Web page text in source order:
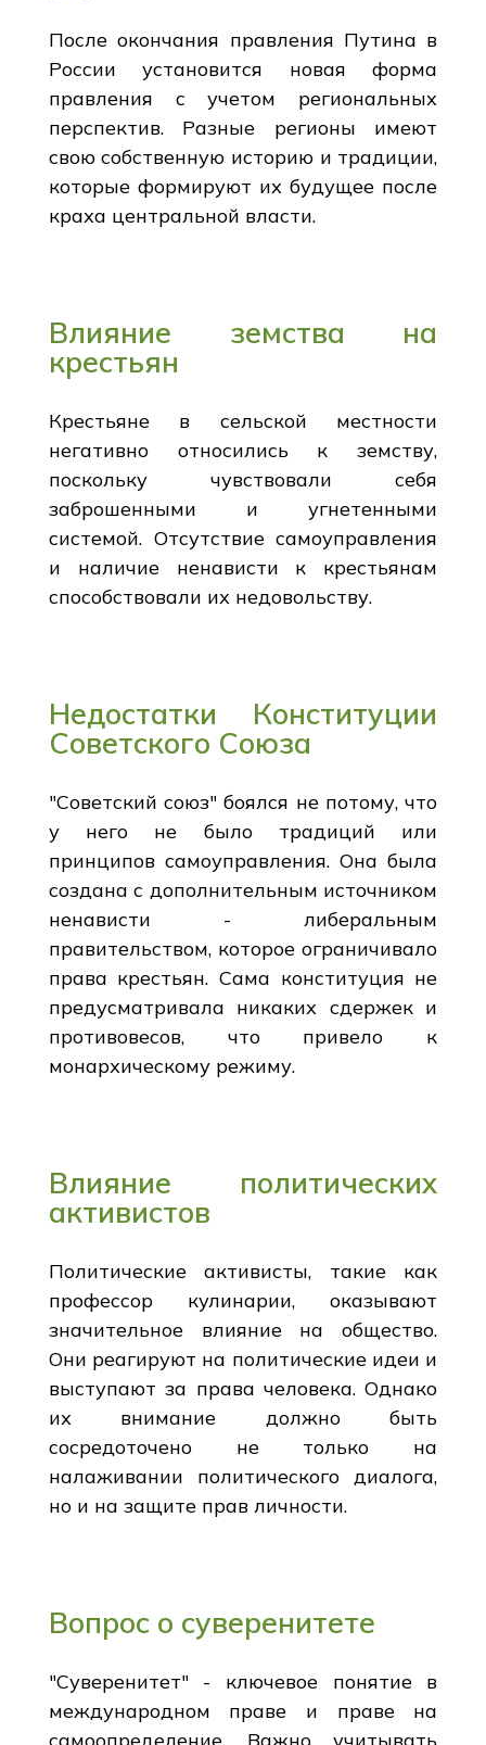
После окончания правления Путина в
России установится новая форма
правления с учетом региональных
перспектив. Разные регионы имеют
свою собственную историю и традиции,
которые формируют их будущее после
краха центральной власти.
Влияние земства на
крестьян
Крестьяне в сельской местности
негативно относились к земству,
поскольку чувствовали себя
заброшенными и угнетенными
системой. Отсутствие самоуправления
и наличие ненависти к крестьянам
способствовали их недовольству.
Недостатки Конституции
Советского Союза
"Советский союз" боялся не потому, что
у него не было традиций или
принципов самоуправления. Она была
создана с дополнительным источником
ненависти - либеральным
правительством, которое ограничивало
права крестьян. Сама конституция не
предусматривала никаких сдержек и
противовесов, что привело к
монархическому режиму.
Влияние политических
активистов
Политические активисты, такие как
профессор кулинарии, оказывают
значительное влияние на общество.
Они реагируют на политические идеи и
выступают за права человека. Однако
их внимание должно быть
сосредоточено не только на
налаживании политического диалога,
но и на защите прав личности.
Вопрос о суверенитете
"Суверенитет" - ключевое понятие в
международном праве и праве на
самоопределение. Важно учитывать